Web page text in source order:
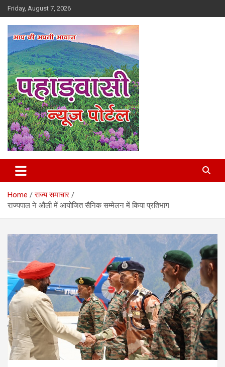
Skip
to
content
Friday, August 7, 2026
Pahadvasi
Home
राज्य समाचार
राज्यपाल ने औली में आयोजित सैनिक सम्मेलन में किया प्रतिभाग